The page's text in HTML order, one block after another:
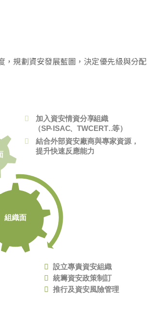
，規劃資安發展藍圖，決定優先級與分配